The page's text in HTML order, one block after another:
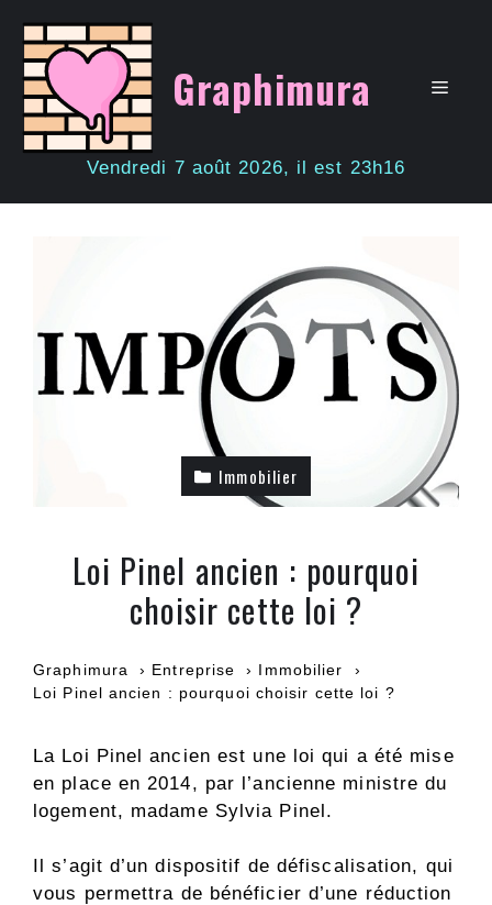
contenu
Graphimura Menu
Vendredi 7 août 2026, il est 23h16
Immobilier
Loi Pinel ancien : pourquoi
choisir cette loi ?
Graphimura Entreprise
Immobilier
Loi Pinel ancien : pourquoi choisir cette loi ?
La Loi Pinel ancien est une loi qui a été mise
en place en 2014, par l’ancienne ministre du
logement, madame Sylvia Pinel.
Il s’agit d’un dispositif de défiscalisation, qui
vous permettra de bénéficier d’une réduction